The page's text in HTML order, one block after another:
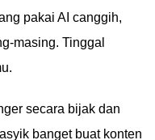
pakai AI canggih,
masing. Tinggal
secara bijak dan
banget buat konten